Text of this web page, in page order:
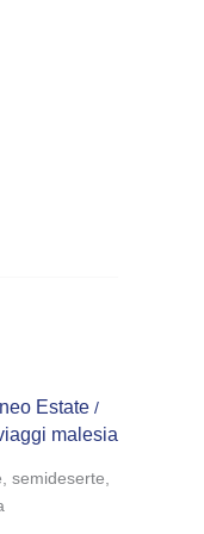
Estate /
malesia
semideserte,